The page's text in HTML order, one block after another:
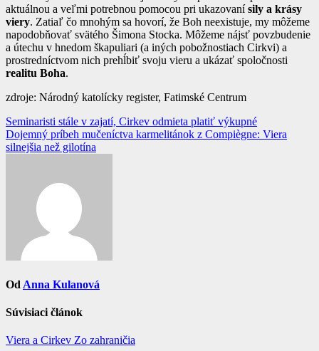
aktuálnou a veľmi potrebnou pomocou pri ukazovanísily a krásy
viery. Zatiaľ čo mnohým sa hovorí, že Boh neexistuje, my môžeme
napodobňovať svätého Šimona Stocka. Môžeme nájsť povzbudenie
a útechu v hnedom škapuliari (a iných pobožnostiach Cirkvi) a
prostredníctvom nich prehĺbiť svoju vieru a ukázať spoločnosti
realitu Boha.
zdroje: Národný katolícky register, Fatimské Centrum
Navigácia
v
Seminaristi stále v zajatí, Cirkev odmieta platiť výkupné
Dojemný príbeh mučeníctva karmelitánok z Compiègne: Viera
silnejšia než gilotína
Od Anna Kulanová
Súvisiaci článok
Viera a Cirkev Zo zahraničia